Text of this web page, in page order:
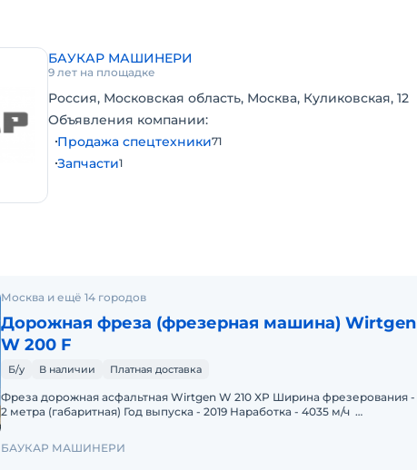
БАУКАР МАШИНЕРИ
9 лет на площадке
Россия, Московская область, Москва, Куликовская, 12
Объявления компании:
Продажа спецтехники71
Запчасти1
Москва и ещё 14 городов
Дорожная фреза (фрезерная машина) Wirtgen
W 200 F
Б/у В наличии Платная доставка
Фреза дорожная асфальтная Wirtgen W 210 XP Ширина фрезерования -
2 метра (габаритная) Год выпуска - 2019 Наработка - 4035 м/ч
БАУКАР МАШИНЕРИ